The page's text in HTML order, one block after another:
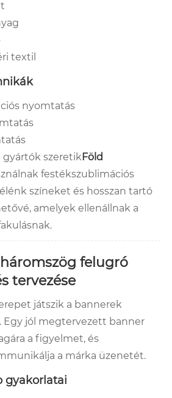
textil
nyomtatás
gyártók szeretikFöld
festékszublimációs
színeket és hosszan tartó
amelyek ellenállnak a
felugró
tervezése
játszik a bannerek
Egy jól megtervezett banner
a figyelmet, és
a márka üzenetét.
gyakorlatai